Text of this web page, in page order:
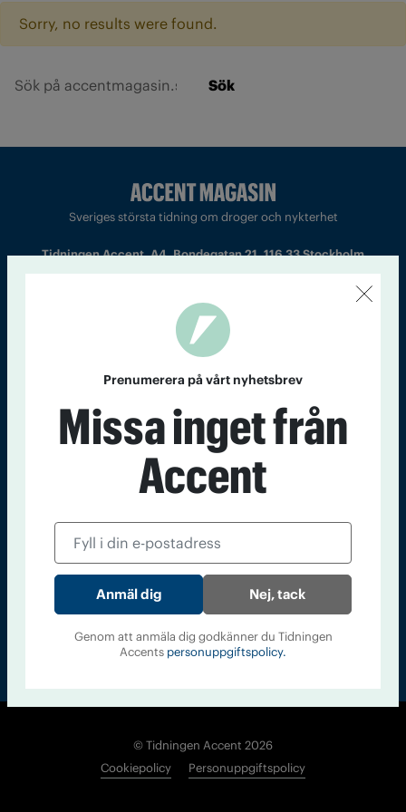
Sorry, no results were found.
Sök
Sveriges största tidning om droger och nykterhet
Tidningen Accent, A4, Bondegatan 21, 116 33 Stockholm
Chefredaktör och ansvarig utgivare: Barbro Janson Lundkvist,
barbro@a4.se.
Kontakt Om Tidningen Tidningsarkiv In English
Läs tidigare
Accent
© Tidningen Accent 2026
Cookiepolicy
Personuppgiftspolicy
Prenumerera på vårt nyhetsbrev
Missa inget från
Accent
Nej, tack
Genom att anmäla dig godkänner du Tidningen
Accents personuppgiftspolicy.